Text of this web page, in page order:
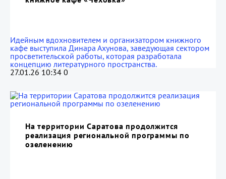
Идейным вдохновителем и организатором книжного
кафе выступила Динара Ахунова, заведующая сектором
просветительской работы, которая разработала
концепцию литературного пространства.
27.01.26 10:34 0
На территории Саратова продолжится
реализация региональной программы по
озеленению